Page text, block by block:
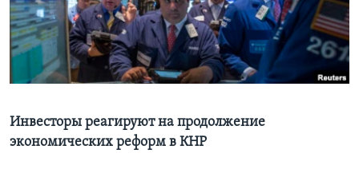
Learning English
СОЦИАЛЬНЫЕ СЕТИ
Языки
Инвесторы реагируют на продолжение
экономических реформ в КНР